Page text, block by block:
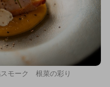
スモーク 根菜の彩り